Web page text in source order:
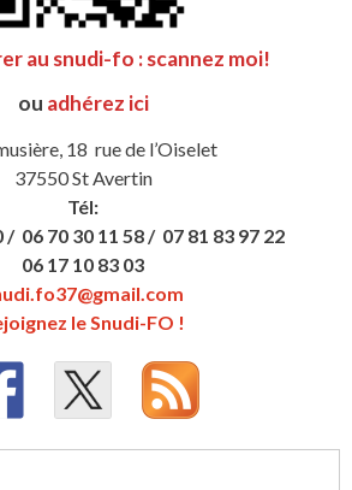
au snudi-fo : scannez moi!
ou adhérez ici
18 rue de l’Oiselet
37550 St Avertin
Tél:
/ 06 70 30 11 58 / 07 81 83 97 22
06 17 10 83 03
le Snudi-FO !